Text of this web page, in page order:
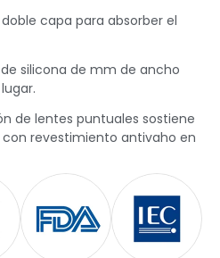
capa para absorber el
silicona de mm de ancho
de lentes puntuales sostiene
revestimiento antivaho en